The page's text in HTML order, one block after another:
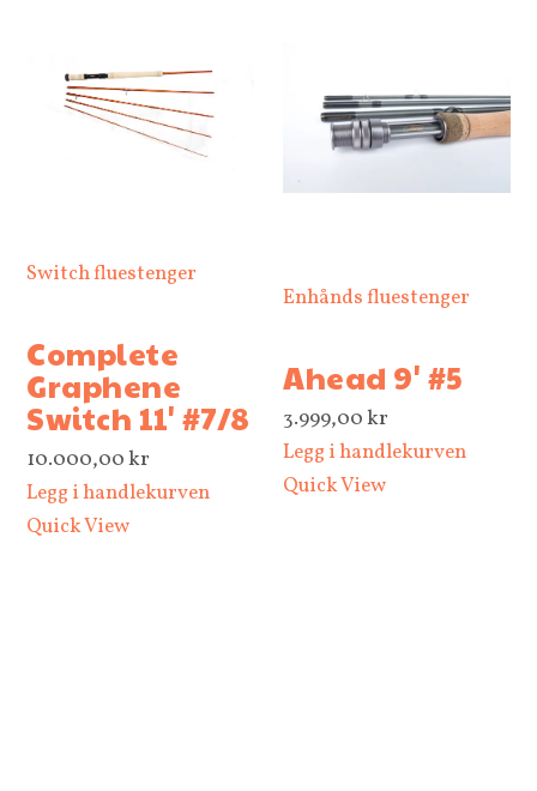
Switch fluestenger
Complete
Graphene
Switch 11' #7/8
10.000,00kr
Legg i handlekurven
Quick View
Enhånds fluestenger
Ahead 9' #5
3.999,00kr
Legg i handlekurven
Quick View